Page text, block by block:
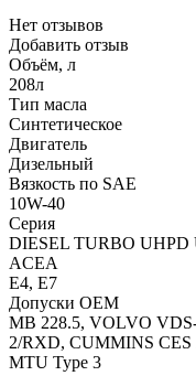
Нет отзывов
Добавить отзыв
Объём, л
208л
Тип масла
Синтетическое
Двигатель
Дизельный
Вязкость по SAE
10W-40
Серия
DIESEL TURBO UHPD
ACEA
E4, E7
Допуски OEM
MB 228.5, VOLVO
2/RXD, CUMMINS
MTU Type 3